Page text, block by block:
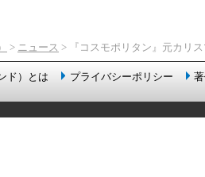
> ニュース > 『コスモポリタン』元カリ
ド）とは プライバシーポリシー